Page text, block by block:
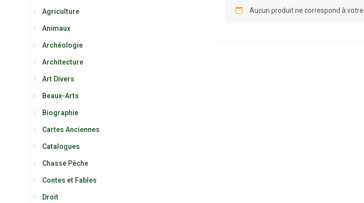
Aucun produit ne correspond à votre
Agriculture
Animaux
Archéologie
Architecture
Art Divers
Beaux-Arts
Biographie
Cartes Anciennes
Catalogues
Chasse Pêche
Contes et Fables
Droit